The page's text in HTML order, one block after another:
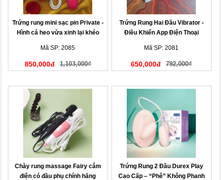
Trứng rung mini sạc pin Private -
Hình cá heo vừa xinh lại khéo
Mã SP: 2085
850,000đ 1,103,000₫
Trứng Rung Hai Đầu Vibrator -
Điều Khiển App Điện Thoại
Mã SP: 2081
650,000đ 792,000₫
Chày rung massage Fairy cắm
điện có đầu phụ chính hãng
Trứng Rung 2 Đầu Durex Play
Cao Cấp – “Phê” Không Phanh